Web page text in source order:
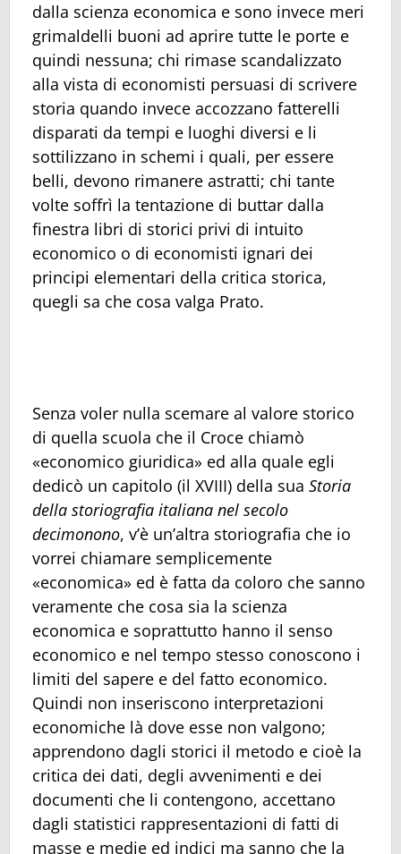
dalla scienza economica e sono invece meri
grimaldelli buoni ad aprire tutte le porte e
quindi nessuna; chi rimase scandalizzato
alla vista di economisti persuasi di scrivere
storia quando invece accozzano fatterelli
disparati da tempi e luoghi diversi e li
sottilizzano in schemi i quali, per essere
belli, devono rimanere astratti; chi tante
volte soffrì la tentazione di buttar dalla
finestra libri di storici privi di intuito
economico o di economisti ignari dei
principi elementari della critica storica,
quegli sa che cosa valga Prato.
Senza voler nulla scemare al valore storico
di quella scuola che il Croce chiamò
«economico giuridica» ed alla quale egli
dedicò un capitolo (il XVIII) della sua Storia
della storiografia italiana nel secolo
decimonono, v’è un’altra storiografia che io
vorrei chiamare semplicemente
«economica» ed è fatta da coloro che sanno
veramente che cosa sia la scienza
economica e soprattutto hanno il senso
economico e nel tempo stesso conoscono i
limiti del sapere e del fatto economico.
Quindi non inseriscono interpretazioni
economiche là dove esse non valgono;
apprendono dagli storici il metodo e cioè la
critica dei dati, degli avvenimenti e dei
documenti che li contengono, accettano
dagli statistici rappresentazioni di fatti di
masse e medie ed indici ma sanno che la